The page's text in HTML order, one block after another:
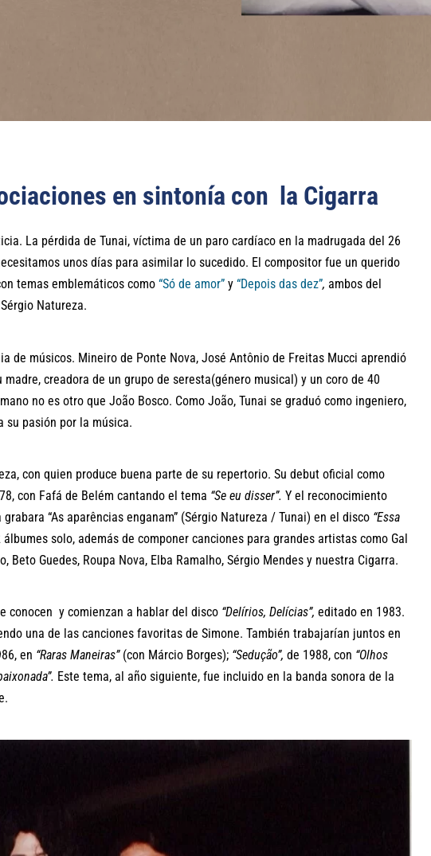
en sintonía con la Cigarra
La pérdida de Tunai, víctima de un paro cardíaco en la madrugada del 26
unos días para asimilar lo sucedido. El compositor fue un querido
temas emblemáticos como “Só de amor” y “Depois das dez”, ambos del
Natureza.
de músicos. Mineiro de Ponte Nova, José Antônio de Freitas Mucci aprendió
creadora de un grupo de seresta(género musical) y un coro de 40
no es otro que João Bosco. Como João, Tunai se graduó como ingeniero,
su pasión por la música.
con quien produce buena parte de su repertorio. Su debut oficial como
con Fafá de Belém cantando el tema “Se eu disser”. Y el reconocimiento
“As aparências enganam” (Sérgio Natureza / Tunai) en el disco “Essa
solo, además de componer canciones para grandes artistas como Gal
Beto Guedes, Roupa Nova, Elba Ramalho, Sérgio Mendes y nuestra Cigarra.
conocen y comienzan a hablar del disco “Delírios, Delícias”, editado en 1983.
una de las canciones favoritas de Simone. También trabajarían juntos en
en “Raras Maneiras” (con Márcio Borges); “Sedução”, de 1988, con “Olhos
Este tema, al año siguiente, fue incluido en la banda sonora de la